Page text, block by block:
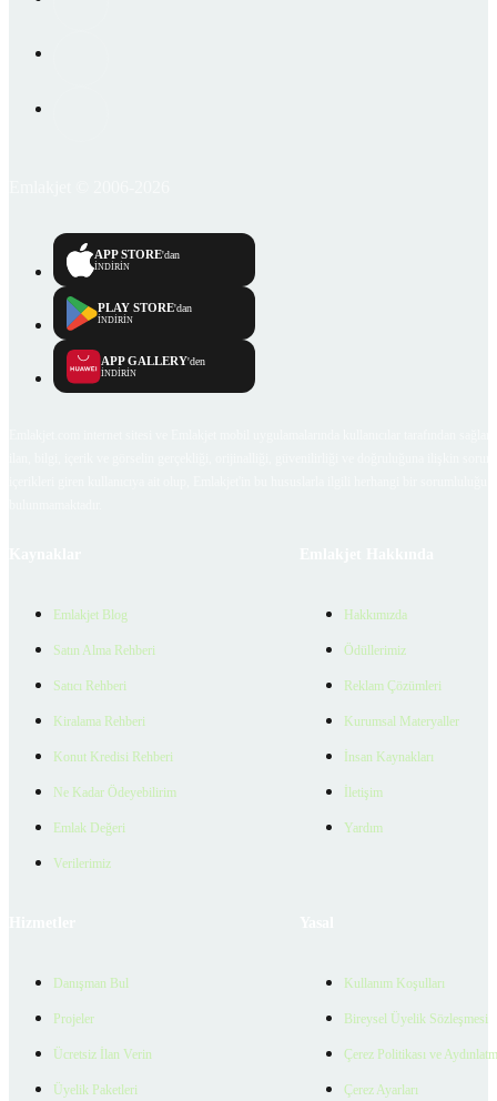
APP STORE'dan
İNDİRİN
PLAY STORE'dan
İNDİRİN
APP GALLERY'den
İNDİRİN
Emlakjet Blog
Satın Alma Rehberi
Satıcı Rehberi
Kiralama Rehberi
Konut Kredisi Rehberi
Ne Kadar Ödeyebilirim
Emlak Değeri
Verilerimiz
Hakkımızda
Ödüllerimiz
Reklam Çözümleri
Kurumsal Materyaller
İnsan Kaynakları
İletişim
Yardım
Danışman Bul
Projeler
Ücretsiz İlan Verin
Üyelik Paketleri
Kullanım Koşulları
Bireysel Üyelik Sözleşmesi
Çerez Politikası ve
Çerez Ayarları